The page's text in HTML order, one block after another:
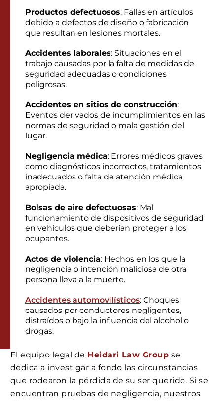
Productos defectuosos: Fallas en artículos
debido a defectos de diseño o fabricación
que resultan en lesiones mortales.
Accidentes laborales: Situaciones en el
trabajo causadas por la falta de medidas de
seguridad adecuadas o condiciones
peligrosas.
Accidentes en sitios de construcción:
Eventos derivados de incumplimientos en las
normas de seguridad o mala gestión del
lugar.
Negligencia médica: Errores médicos graves
como diagnósticos incorrectos, tratamientos
inadecuados o falta de atención médica
apropiada.
Bolsas de aire defectuosas: Mal
funcionamiento de dispositivos de seguridad
en vehículos que deberían proteger a los
ocupantes.
Actos de violencia: Hechos en los que la
negligencia o intención maliciosa de otra
persona lleva a la muerte.
Accidentes automovilísticos: Choques
causados por conductores negligentes,
distraídos o bajo la influencia del alcohol o
drogas.
El equipo legal de Heidari Law Group se
dedica a investigar a fondo las circunstancias
que rodearon la pérdida de su ser querido. Si se
encuentran pruebas de negligencia, nuestros